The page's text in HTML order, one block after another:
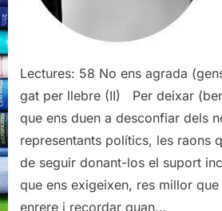
(II)
Lectures: 58 No ens agrada
gat per llebre (II) Per deixar
que ens duen a desconfiar dels
representants polítics, les raons
de seguir donant-los el suport
que ens exigeixen, res millor
enrere i recordar quan…